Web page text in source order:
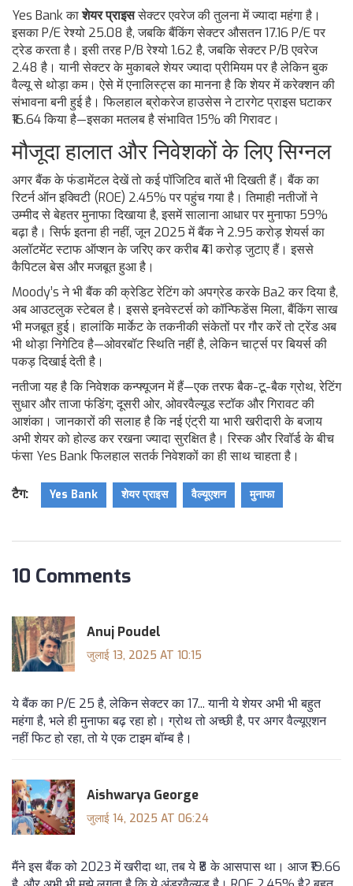
Yes Bank काशेयर प्राइससेक्टर एवरेज की तुलना में ज्यादा महंगा है।
इसका P/E रेश्यो 25.08 है, जबकि बैंकिंग सेक्टर औसतन 17.16 P/E पर
ट्रेड करता है। इसी तरह P/B रेश्यो 1.62 है, जबकि सेक्टर P/B एवरेज
2.48 है। यानी सेक्टर के मुकाबले शेयर ज्यादा प्रीमियम पर है लेकिन बुक
वैल्यू से थोड़ा कम। ऐसे में एनालिस्ट्स का मानना है कि शेयर में करेक्शन की
संभावना बनी हुई है। फिलहाल ब्रोकरेज हाउसेस ने टारगेट प्राइस घटाकर
₹16.64 किया है—इसका मतलब है संभावित 15% की गिरावट।
मौजूदा हालात और निवेशकों के लिए सिग्नल
अगर बैंक के फंडामेंटल देखें तो कई पॉजिटिव बातें भी दिखती हैं। बैंक का
रिटर्न ऑन इक्विटी (ROE) 2.45% पर पहुंच गया है। तिमाही नतीजों ने
उम्मीद से बेहतर मुनाफा दिखाया है, इसमें सालाना आधार पर मुनाफा 59%
बढ़ा है। सिर्फ इतना ही नहीं, जून 2025 में बैंक ने 2.95 करोड़ शेयर्स का
अलॉटमेंट स्टाफ ऑप्शन के जरिए कर करीब ₹41 करोड़ जुटाए हैं। इससे
कैपिटल बेस और मजबूत हुआ है।
Moody’s ने भी बैंक की क्रेडिट रेटिंग को अपग्रेड करके Ba2 कर दिया है,
अब आउटलुक स्टेबल है। इससे इनवेस्टर्स को कॉन्फिडेंस मिला, बैंकिंग साख
भी मजबूत हुई। हालांकि मार्केट के तकनीकी संकेतों पर गौर करें तो ट्रेंड अब
भी थोड़ा निगेटिव है—ओवरबॉट स्थिति नहीं है, लेकिन चार्ट्स पर बियर्स की
पकड़ दिखाई देती है।
नतीजा यह है कि निवेशक कन्फ्यूजन में हैं—एक तरफ बैक-टू-बैक ग्रोथ, रेटिंग
सुधार और ताजा फंडिंग; दूसरी ओर, ओवरवैल्यूड स्टॉक और गिरावट की
आशंका। जानकारों की सलाह है कि नई एंट्री या भारी खरीदारी के बजाय
अभी शेयर को होल्ड कर रखना ज्यादा सुरक्षित है। रिस्क और रिवॉर्ड के बीच
फंसा Yes Bank फिलहाल सतर्क निवेशकों का ही साथ चाहता है।
टैग: Yes Bank शेयर प्राइस वैल्यूएशन मुनाफा
10 Comments
Anuj Poudel
जुलाई 13, 2025 AT 10:15
ये बैंक का P/E 25 है, लेकिन सेक्टर का 17... यानी ये शेयर अभी भी बहुत
महंगा है, भले ही मुनाफा बढ़ रहा हो। ग्रोथ तो अच्छी है, पर अगर वैल्यूएशन
नहीं फिट हो रहा, तो ये एक टाइम बॉम्ब है।
Aishwarya George
जुलाई 14, 2025 AT 06:24
मैंने इस बैंक को 2023 में खरीदा था, तब ये ₹8 के आसपास था। आज ₹19.66